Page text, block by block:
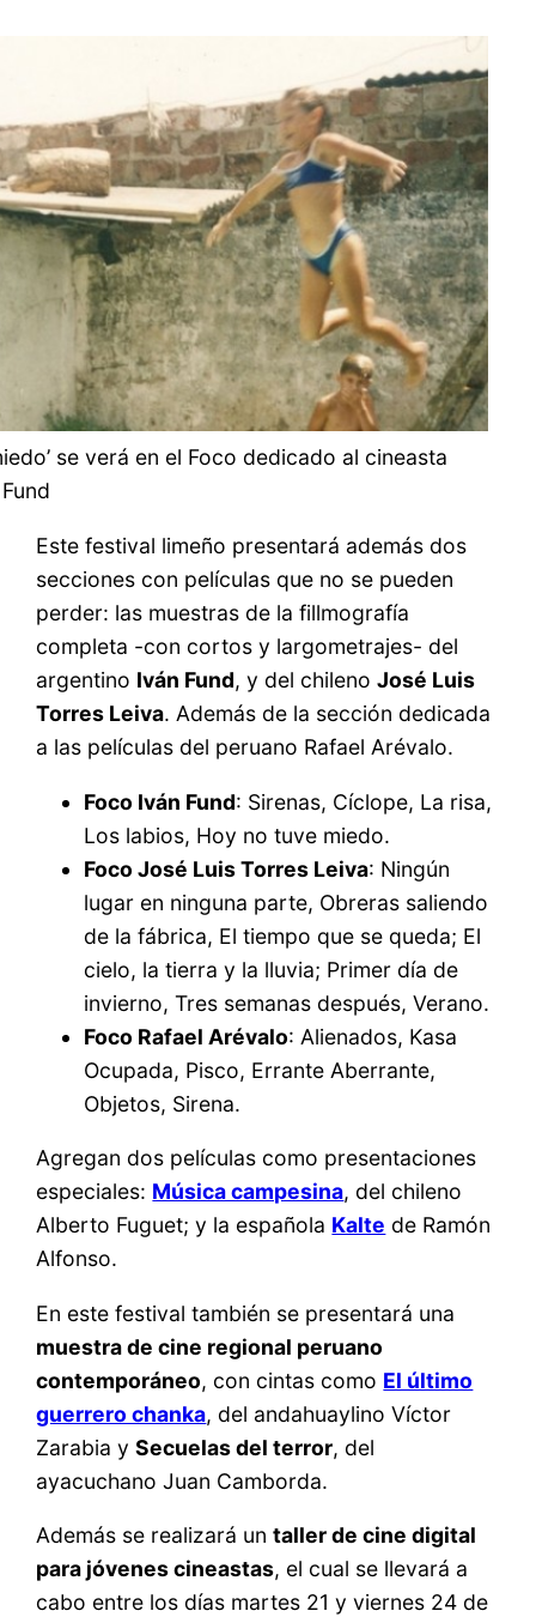
se verá en el Foco dedicado al cineasta
Este festival limeño presentará además dos
secciones con películas que no se pueden
perder: las muestras de la fillmografía
completa -con cortos y largometrajes- del
argentino Iván Fund, y del chilenoJosé Luis
Torres Leiva. Además de la sección dedicada
a las películas del peruano Rafael Arévalo.
Foco Iván Fund: Sirenas, Cíclope, La risa,
Los labios, Hoy no tuve miedo.
Foco José Luis Torres Leiva: Ningún
lugar en ninguna parte, Obreras saliendo
de la fábrica, El tiempo que se queda; El
cielo, la tierra y la lluvia; Primer día de
invierno, Tres semanas después, Verano.
Foco Rafael Arévalo: Alienados, Kasa
Ocupada, Pisco, Errante Aberrante,
Objetos, Sirena.
Agregan dos películas como presentaciones
especiales: Música campesina, del chileno
Alberto Fuguet; y la española Kalte de Ramón
Alfonso.
En este festival también se presentará una
muestra de cine regional peruano
contemporáneo, con cintas como El último
guerrero chanka, del andahuaylino Víctor
Zarabia ySecuelas del terror, del
ayacuchano Juan Camborda.
Además se realizará untaller de cine digital
para jóvenes cineastas, el cual se llevará a
cabo entre los días martes 21 y viernes 24 de